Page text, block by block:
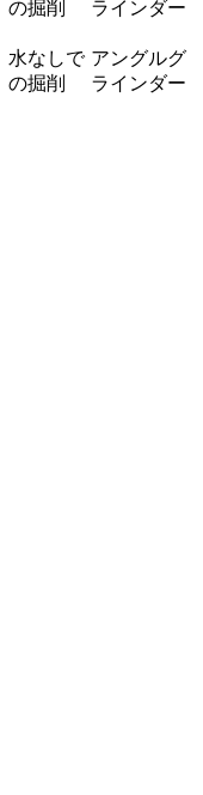
の掘削
ラインダー
水なしで
の掘削
アングルグ
ラインダー